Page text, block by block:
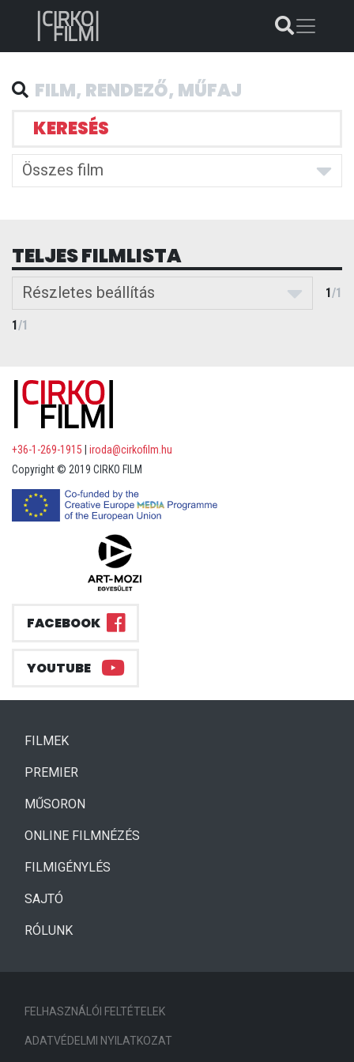
KERESÉS
Összes film
TELJES FILMLISTA
Részletes beállítás 1/1
1/1
+36-1-269-1915
iroda@cirkofilm.hu
Copyright © 2019 CIRKO FILM
FACEBOOK
YOUTUBE
FILMEK(CURRENT)
PREMIER
MŰSORON
ONLINE FILMNÉZÉS
FILMIGÉNYLÉS
SAJTÓ
RÓLUNK
FELHASZNÁLÓI FELTÉTELEK
ADATVÉDELMI NYILATKOZAT